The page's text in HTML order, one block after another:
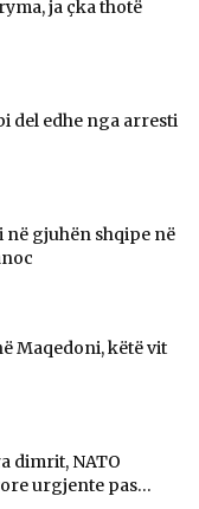
ja çka thotë
del edhe nga arresti
gjuhën shqipe në
Maqedoni, këtë vit
dimrit, NATO
urgjente pas...